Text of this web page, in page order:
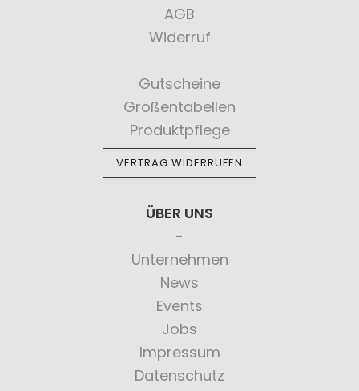
AGB
Widerruf
Gutscheine
Größentabellen
Produktpflege
VERTRAG WIDERRUFEN
ÜBER UNS
Unternehmen
News
Events
Jobs
Impressum
Datenschutz